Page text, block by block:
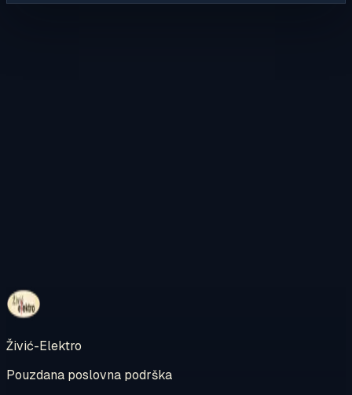
Pregledajte internetsku trgovinu
Živić-Elektro
Pouzdana poslovna podrška